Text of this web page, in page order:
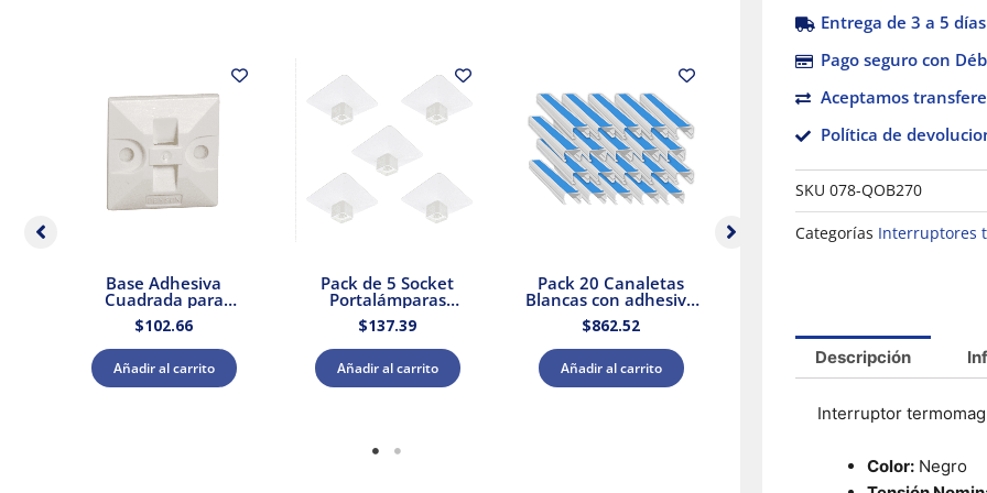
Base Adhesiva
Cuadrada para
Cinchos de Plástico
100pzs. Dexson
DXN3200B
$102.66
Añadir al carrito
Pack de 5 Socket
Portalámparas
cuadrada E27 Blanco
Dexson Schneider
Electric
$137.39
Añadir al carrito
Pack 20 Canaletas
Blancas con adhesivo
20x12mm 2mts.
Dexson Schneider
Electric
$862.52
Añadir al carrito Añadir al carrito
Entrega de 3 a 5 días
Pago seguro con
Aceptamos
Política de
SKU 078-QOB270
Categorías Interruptores
Descripción
Interruptor
Color: Negro